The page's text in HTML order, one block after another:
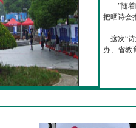
……”随着
把晒诗会
这次“诗
办、省教